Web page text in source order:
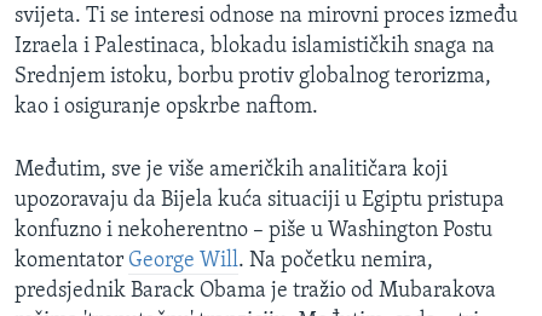
svijeta. Ti se interesi odnose na mirovni proces između
Izraela i Palestinaca, blokadu islamističkih snaga na
Srednjem istoku, borbu protiv globalnog terorizma,
kao i osiguranje opskrbe naftom.
Međutim, sve je više američkih analitičara koji
upozoravaju da Bijela kuća situaciji u Egiptu pristupa
konfuzno i nekoherentno – piše u Washington Postu
komentator George Will. Na početku nemira,
predsjednik Barack Obama je tražio od Mubarakova